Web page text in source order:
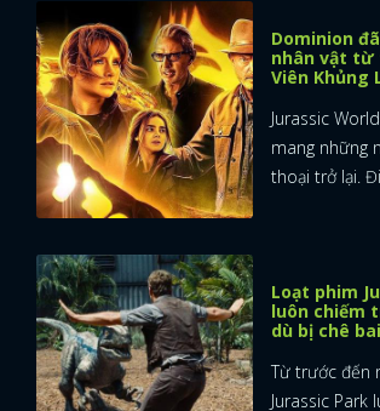
Dominion
nhân vật từ
Viên Khủng
Jurassic
mang những
thoại trở lại.
Loạt phim
luôn chiếm
dù bị chê
Từ trước đến
Jurassic Park